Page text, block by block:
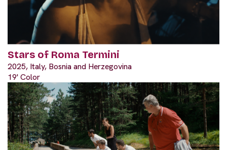
Stars of Roma Termini
2025, Italy, Bosnia and Herzegovina
19' Color